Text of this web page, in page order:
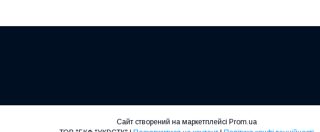
Сайт створений на маркетплейсі Prom.ua